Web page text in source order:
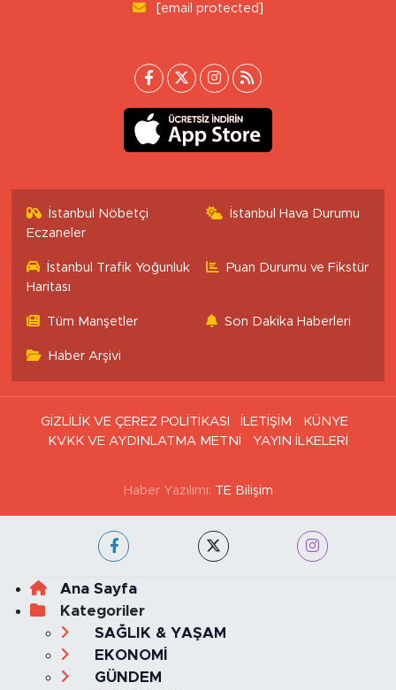
[email protected]
İstanbul Nöbetçi
Eczaneler
İstanbul Hava Durumu
İstanbul Trafik Yoğunluk
Haritası
Puan Durumu ve Fikstür
Tüm Manşetler Son Dakika Haberleri
Haber Arşivi
GİZLİLİK VE ÇEREZ POLİTİKASI İLETİŞİM
KÜNYE
KVKK VE AYDINLATMA METNİ
YAYIN İLKELERİ
Haber Yazılımı: TE Bilişim
Ana Sayfa
Kategoriler
SAĞLIK & YAŞAM
EKONOMİ
GÜNDEM